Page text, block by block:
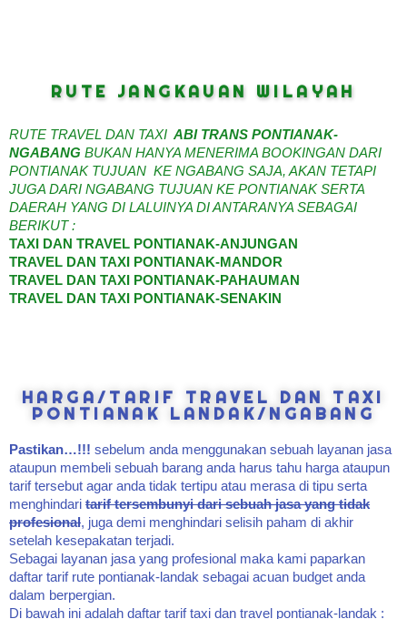
RUTE JANGKAUAN WILAYAH
RUTE TRAVEL DAN TAXI ABI TRANS PONTIANAK-
NGABANG BUKAN HANYA MENERIMA BOOKINGAN DARI
PONTIANAK TUJUAN KE NGABANG SAJA, AKAN TETAPI
JUGA DARI NGABANG TUJUAN KE PONTIANAK SERTA
DAERAH YANG DI LALUINYA DI ANTARANYA SEBAGAI
BERIKUT :
TAXI DAN TRAVEL PONTIANAK-ANJUNGAN
TRAVEL DAN TAXI PONTIANAK-MANDOR
TRAVEL DAN TAXI PONTIANAK-PAHAUMAN
TRAVEL DAN TAXI PONTIANAK-SENAKIN
HARGA/TARIF TRAVEL DAN TAXI
PONTIANAK LANDAK/NGABANG
Pastikan…!!! sebelum anda menggunakan sebuah layanan jasa
ataupun membeli sebuah barang anda harus tahu harga ataupun
tarif tersebut agar anda tidak tertipu atau merasa di tipu serta
menghindari tarif tersembunyi dari sebuah jasa yang tidak
profesional, juga demi menghindari selisih paham di akhir
setelah kesepakatan terjadi.
Sebagai layanan jasa yang profesional maka kami paparkan
daftar tarif rute pontianak-landak sebagai acuan budget anda
dalam berpergian.
Di bawah ini adalah daftar tarif taxi dan travel pontianak-landak :